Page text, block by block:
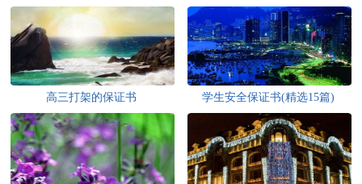
高三打架的保证书 学生安全保证书(精选15篇)